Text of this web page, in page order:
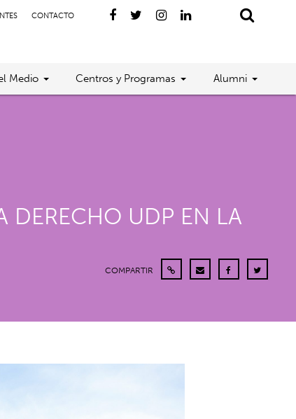
CONTACTO
Medio Centros y Programas Alumni
DERECHO UDP EN LA
COMPARTIR